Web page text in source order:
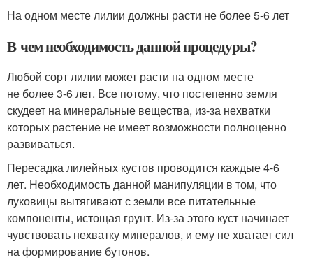
На одном месте лилии должны расти не более 5-6 лет
В чем необходимость данной процедуры?
Любой сорт лилии может расти на одном месте
не более 3-6 лет. Все потому, что постепенно земля
скудеет на минеральные вещества, из-за нехватки
которых растение не имеет возможности полноценно
развиваться.
Пересадка лилейных кустов проводится каждые 4-6
лет. Необходимость данной манипуляции в том, что
луковицы вытягивают с земли все питательные
компоненты, истощая грунт. Из-за этого куст начинает
чувствовать нехватку минералов, и ему не хватает сил
на формирование бутонов.